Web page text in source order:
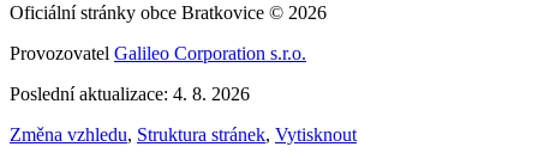
Oficiální stránky obce Bratkovice © 2026
Provozovatel Galileo Corporation s.r.o.
Poslední aktualizace: 4. 8. 2026
Změna vzhledu, Struktura stránek, Vytisknout